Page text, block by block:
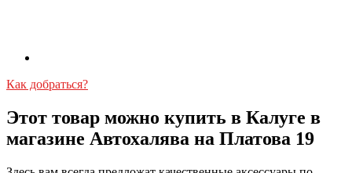
Как добраться?
Этот товар можно купить в Калуге в
магазине Автохалява на Платова 19